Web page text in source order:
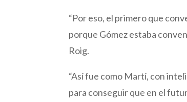
“Por eso, el primero que
porque Gómez estaba
Roig.
“Así fue como Martí, con
para conseguir que en el